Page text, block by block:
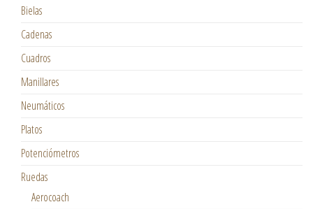
Bielas
Cadenas
Cuadros
Manillares
Neumáticos
Platos
Potenciómetros
Ruedas
Aerocoach